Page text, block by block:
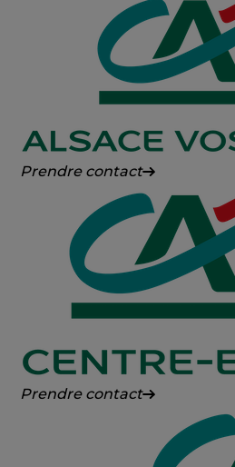
Crédit
Vosges
Prendre contact
Crédit
Prendre contact